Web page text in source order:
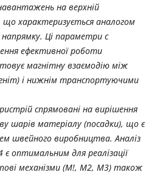
на верхній
характеризується аналогом
Ці параметри с
ефективної роботи
магнітну взаємодію між
і нижнім транспортуючими
спрямовані на вирішення
шарів матеріалу (посадки), що є
швейного виробництва. Аналіз
оптимальним для реалізації
механізми (М!, M2, М3) також